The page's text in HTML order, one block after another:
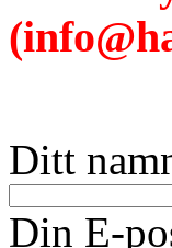
Ditt
Din E-